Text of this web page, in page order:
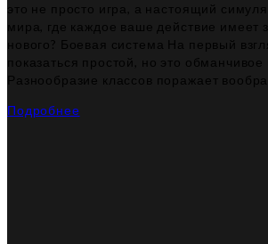
это не просто игра, а настоящий
мира, где каждое ваше действие имеет
нового? Боевая система На первый
показаться простой, но это обманчивое
Разнообразие классов поражает
Подробнее